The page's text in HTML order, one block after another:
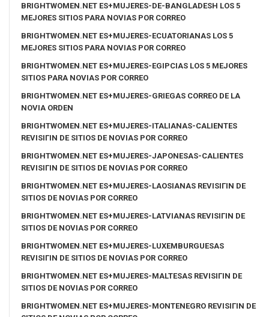
BRIGHTWOMEN.NET ES+MUJERES-DE-BANGLADESH LOS 5
MEJORES SITIOS PARA NOVIAS POR CORREO
BRIGHTWOMEN.NET ES+MUJERES-ECUATORIANAS LOS 5
MEJORES SITIOS PARA NOVIAS POR CORREO
BRIGHTWOMEN.NET ES+MUJERES-EGIPCIAS LOS 5 MEJORES
SITIOS PARA NOVIAS POR CORREO
BRIGHTWOMEN.NET ES+MUJERES-GRIEGAS CORREO DE LA
NOVIA ORDEN
BRIGHTWOMEN.NET ES+MUJERES-ITALIANAS-CALIENTES
REVISIГІN DE SITIOS DE NOVIAS POR CORREO
BRIGHTWOMEN.NET ES+MUJERES-JAPONESAS-CALIENTES
REVISIГІN DE SITIOS DE NOVIAS POR CORREO
BRIGHTWOMEN.NET ES+MUJERES-LAOSIANAS REVISIГІN DE
SITIOS DE NOVIAS POR CORREO
BRIGHTWOMEN.NET ES+MUJERES-LATVIANAS REVISIГІN DE
SITIOS DE NOVIAS POR CORREO
BRIGHTWOMEN.NET ES+MUJERES-LUXEMBURGUESAS
REVISIГІN DE SITIOS DE NOVIAS POR CORREO
BRIGHTWOMEN.NET ES+MUJERES-MALTESAS REVISIГІN DE
SITIOS DE NOVIAS POR CORREO
BRIGHTWOMEN.NET ES+MUJERES-MONTENEGRO REVISIГІN DE